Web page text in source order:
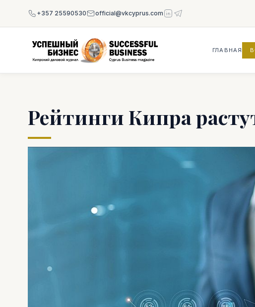
+357 25590530 official@vkcyprus.com
ГЛАВНАЯ
Рейтинги Кипра